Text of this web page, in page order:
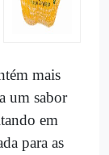
mais
um sabor
em
para as